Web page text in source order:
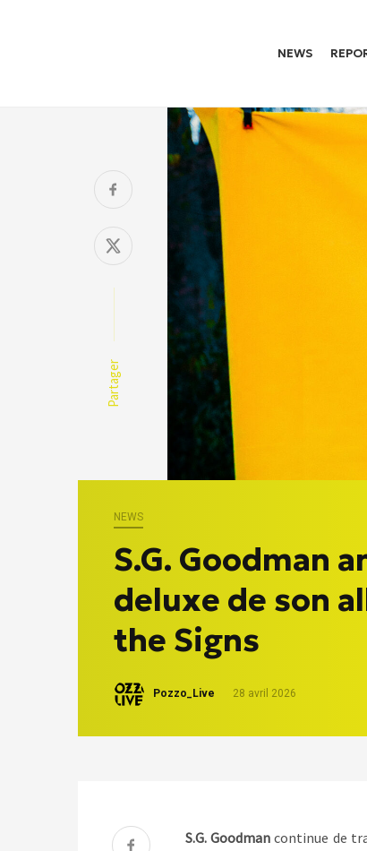
NEWS
Partager
NEWS
S.G. Goodman
deluxe de son
the Signs
Pozzo_Live 28 avril 2026
S.G. Goodman continue de